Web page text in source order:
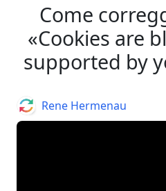
Come
«Cookies are
supported by
AuthorRene Hermenau